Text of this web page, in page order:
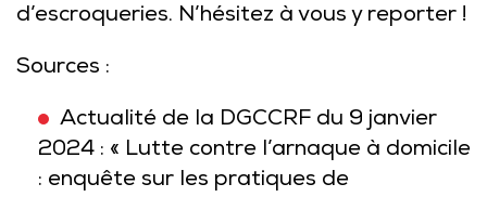
d’escroqueries. N’hésitez à vous y reporter !
Sources :
Actualité de la DGCCRF du 9 janvier
2024 : « Lutte contre l’arnaque à domicile
: enquête sur les pratiques de